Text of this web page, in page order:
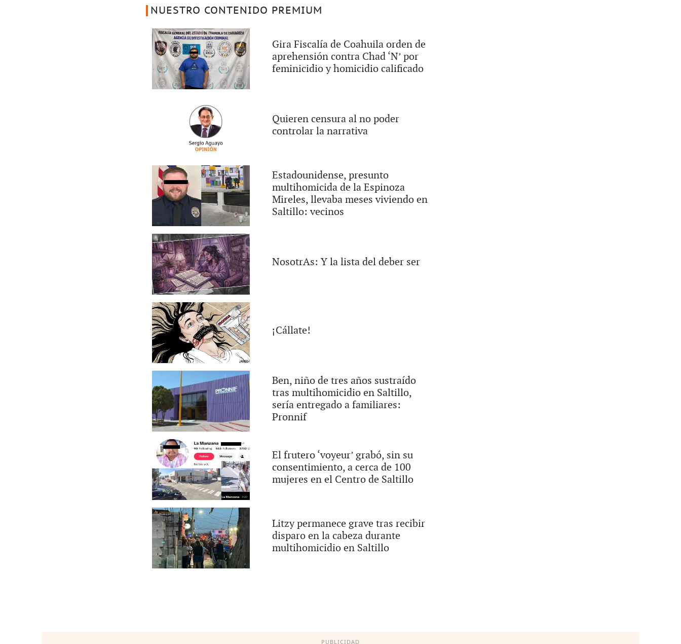
NUESTRO CONTENIDO PREMIUM
Gira Fiscalía de Coahuila orden de
aprehensión contra Chad ‘N’ por
feminicidio y homicidio calificado
Quieren censura al no poder
controlar la narrativa
Estadounidense, presunto
multihomicida de la Espinoza
Mireles, llevaba meses viviendo en
Saltillo: vecinos
NosotrAs: Y la lista del deber ser
¡Cállate!
Ben, niño de tres años sustraído
tras multihomicidio en Saltillo,
sería entregado a familiares:
Pronnif
El frutero ‘voyeur’ grabó, sin su
consentimiento, a cerca de 100
mujeres en el Centro de Saltillo
Litzy permanece grave tras recibir
disparo en la cabeza durante
multihomicidio en Saltillo
PUBLICIDAD